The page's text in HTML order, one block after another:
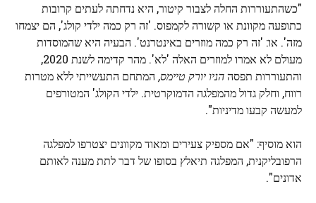
"כשהתעוררות החלה לצבור קיטור, היא נדחתה לעתים קרובות
כתופעה מקוונת או קשורה לקמפוס. 'זה רק כמה ילדי קולג', הם יצמחו
מזה'. או: 'זה רק כמה מוזרים באינטרנט'. הבעיה היא שהמוסדות
מעולם לא אמרו למוזרים האלה 'לא'. מהר קדימה לשנת 2020,
והתעוררות תפסההניו יורק טיימס, המתחם התעשייתי ללא מטרות
רווח, וחלק גדול מהמפלגה הדמוקרטית. ילדי הקולג' המטורפים
למעשה קבעו מדיניות".
הוא מוסיף: "אם מספיק צעירים ומאוד מקוונים יצטרפו למפלגה
הרפובליקנית, המפלגה תיאלץ בסופו של דבר לתת מענה לאותם
אדונים".